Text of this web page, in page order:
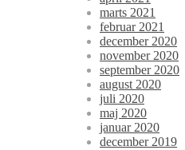
marts 2021
februar 2021
december 2020
november 2020
september 2020
august 2020
juli 2020
maj 2020
januar 2020
december 2019